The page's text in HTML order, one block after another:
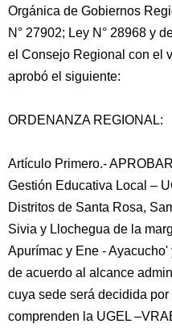
Orgánica de Gobiernos
N° 27902; Ley N° 28968 y
el Consejo Regional con el
aprobó el siguiente:
ORDENANZA REGIONAL:
Artículo Primero.-
Gestión Educativa Local –
Distritos de Santa Rosa,
Sivia y Llochegua de la
Apurímac y Ene -
de acuerdo al alcance
cuya sede será decidida
comprenden la UGEL